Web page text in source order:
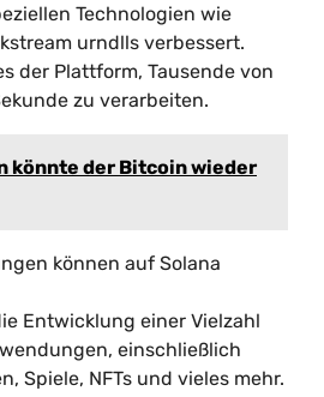
Technologien wie
urndlls verbessert.
der Plattform, Tausende von
zu verarbeiten.
könnte der Bitcoin wieder
können auf Solana
Entwicklung einer Vielzahl
einschließlich
Spiele, NFTs und vieles mehr.